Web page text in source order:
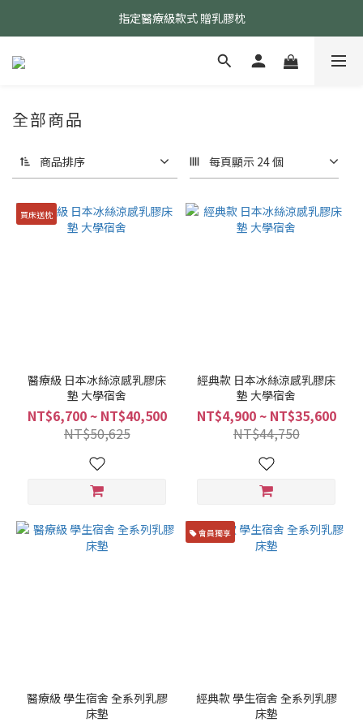
24小時AI智能客服
指定醫療級款式 贈乳膠枕
24小時AI智能客服
全部商品
商品排序 每頁顯示 24 個
買床送枕
醫療級 日本冰絲涼感乳膠床
墊 大學宿舍
NT$6,700 ~ NT$40,500
NT$50,625
經典款 日本冰絲涼感乳膠床
墊 大學宿舍
NT$4,900 ~ NT$35,600
NT$44,750
醫療級 學生宿舍 全系列乳膠
床墊
會員獨享
經典款 學生宿舍 全系列乳膠
床墊